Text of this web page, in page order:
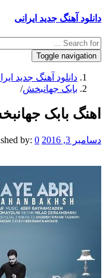
دانلود آهنگ جدید ایرانی
Toggle navigation
دانلود آهنگ جدید
بابک جهانبخش/
اهنگ بابک
دسامبر 3, 2016 by: 0